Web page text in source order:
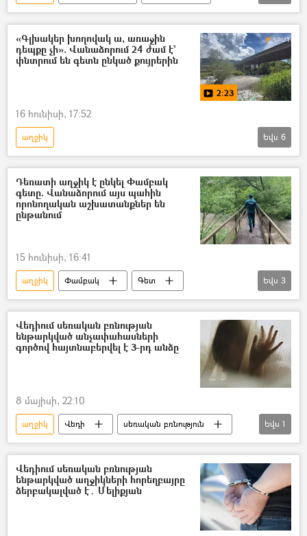
պատանի
Սպորտ
«Գլխակեր խողովակ ա, առաջին
դեպքը չի». Վանաձորում 24 ժամ է`
փնտրում են գետն ընկած քույրերին
2:23
16 հունիսի, 17:52
աղջիկ
Ներքին գործերի նախարարություն (ՆԳՆ)
Տեսանյութեր
տեսանյութ
Փամբակ
Վանաձոր
Դժբախտ պատահար
Եվս 6
Դեռատի աղջիկ է ընկել Փամբակ
գետը. Վանաձորում այս պահին
որոնողական աշխատանքներ են
ընթանում
15 հունիսի, 16:41
աղջիկ Փամբակ
Գետ
փրկարար
Վանաձոր ջրահեղձ
Եվս 3
Վեդիում սեռական բռնության
ենթարկված անչափահասների
գործով հայտնաբերվել է 3-րդ անձը
8 մայիսի, 22:10
աղջիկ Վեդի
սեռական բռնություն
ՀՀ քննչական կոմիտե
Եվս 1
Վեդիում սեռական բռնության
ենթարկված աղջիկների հորեղբայրը
ձերբակալված է․ Մելիքյան